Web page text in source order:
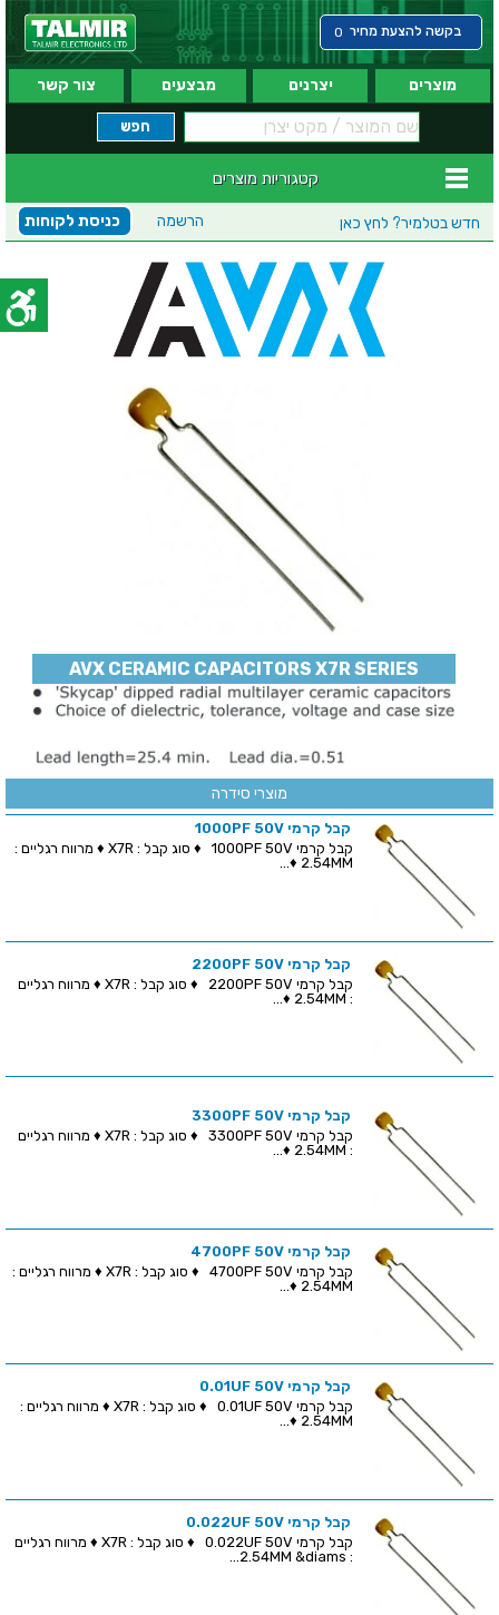
בקשה להצעת מחיר 0
מוצרים יצרנים מבצעים צור קשר
קטגוריות מוצרים
חדש בטלמיר? לחץ כאן כניסת לקוחות הרשמה
AVX CERAMIC CAPACITORS X7R SERIES
מוצרי סידרה
קבל קרמי 1000PF 50V
קבל קרמי 1000PF 50V ♦ סוג קבל : X7R ♦ מרווח רגליים :
2.54MM ♦...
קבל קרמי 2200PF 50V
קבל קרמי 2200PF 50V ♦ סוג קבל : X7R ♦ מרווח רגליים
: 2.54MM ♦...
קבל קרמי 3300PF 50V
קבל קרמי 3300PF 50V ♦ סוג קבל : X7R ♦ מרווח רגליים
: 2.54MM ♦...
קבל קרמי 4700PF 50V
קבל קרמי 4700PF 50V ♦ סוג קבל : X7R ♦ מרווח רגליים :
2.54MM ♦...
קבל קרמי 0.01UF 50V
קבל קרמי 0.01UF 50V ♦ סוג קבל : X7R ♦ מרווח רגליים :
2.54MM ♦...
קבל קרמי 0.022UF 50V
קבל קרמי 0.022UF 50V ♦ סוג קבל : X7R ♦ מרווח רגליים
: 2.54MM &diams...